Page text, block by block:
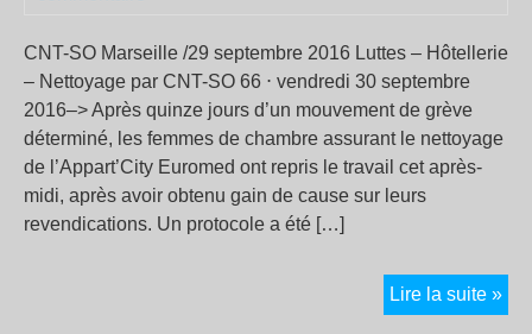
CNT-SO Marseille /29 septembre 2016 Luttes – Hôtellerie
– Nettoyage par CNT-SO 66 ⋅ vendredi 30 septembre
2016–> Après quinze jours d’un mouvement de grève
déterminé, les femmes de chambre assurant le nettoyage
de l’Appart’City Euromed ont repris le travail cet après-
midi, après avoir obtenu gain de cause sur leurs
revendications. Un protocole a été […]
Lire la suite »